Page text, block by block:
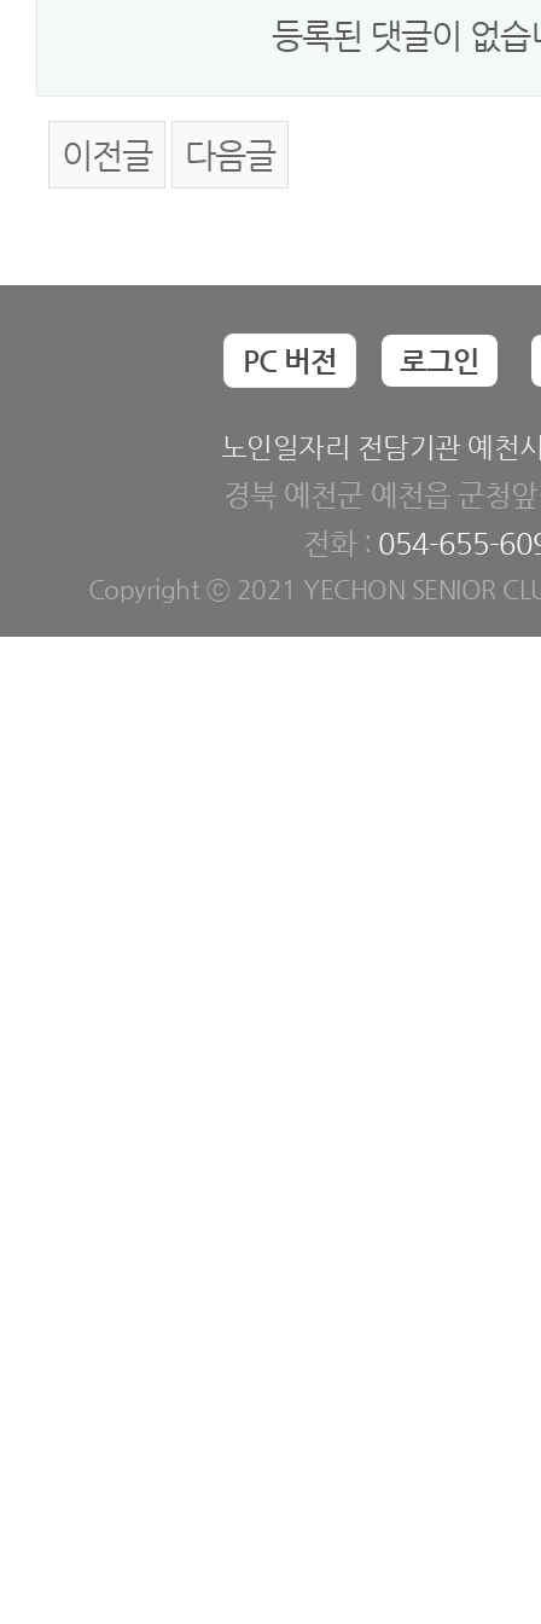
등록된 댓글이 없습
이전글 다음글
PC 버전 로그인
노인일자리 전담기관 예천
경북 예천군 예천읍 군청
전화 : 054-655-
Copyright ⓒ 2021 YECHON SENIOR